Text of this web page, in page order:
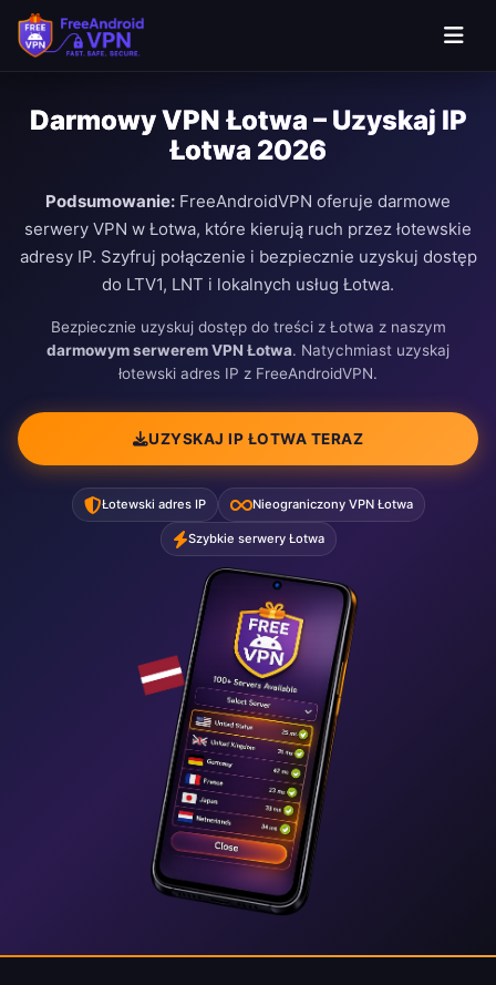
Darmowy VPN Łotwa – Uzyskaj IP
Łotwa 2026
Podsumowanie: FreeAndroidVPN oferuje darmowe
serwery VPN w Łotwa, które kierują ruch przez łotewskie
adresy IP. Szyfruj połączenie i bezpiecznie uzyskuj dostęp
do LTV1, LNT i lokalnych usług Łotwa.
Bezpiecznie uzyskuj dostęp do treści z Łotwa z naszym
darmowym serwerem VPN Łotwa. Natychmiast uzyskaj
łotewski adres IP z FreeAndroidVPN.
UZYSKAJ IP ŁOTWA TERAZ
Łotewski adres IP Nieograniczony VPN Łotwa
Szybkie serwery Łotwa